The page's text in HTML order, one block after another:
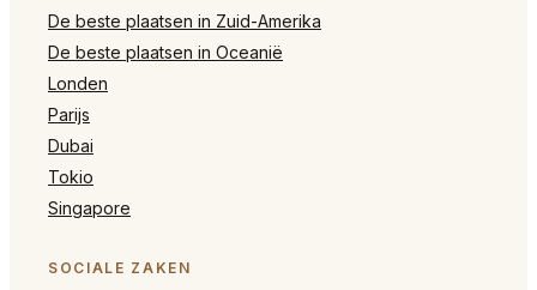
De beste plaatsen in Zuid-Amerika
De beste plaatsen in Oceanië
Londen
Parijs
Dubai
Tokio
Singapore
SOCIALE ZAKEN